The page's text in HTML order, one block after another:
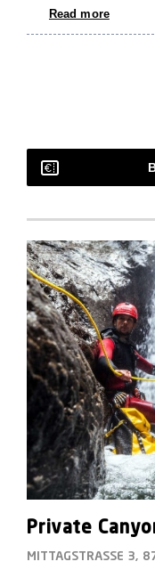
Read more
Private
MITTAGSTRASSE 3,